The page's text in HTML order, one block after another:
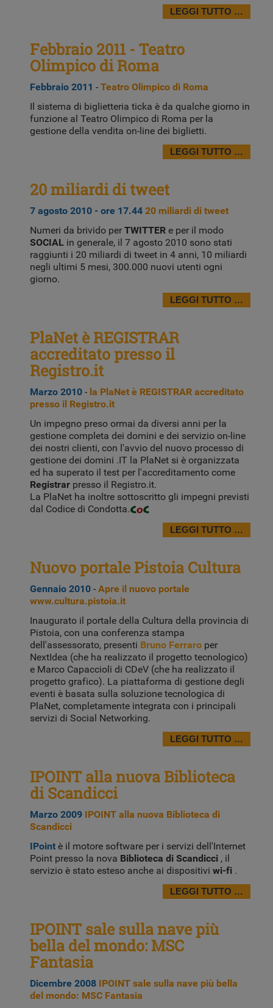
LEGGI TUTTO …
Febbraio 2011 - Teatro
Olimpico di Roma
Febbraio 2011 - Teatro Olimpico di Roma
Il sistema di biglietteria ticka è da qualche giorno in
funzione al Teatro Olimpico di Roma per la
gestione della vendita on-line dei biglietti.
LEGGI TUTTO …
20 miliardi di tweet
7 agosto 2010 - ore 17.44 20 miliardi di tweet
Numeri da brivido per TWITTER e per il modo
SOCIAL in generale, il 7 agosto 2010 sono stati
raggiunti i 20 miliardi di tweet in 4 anni, 10 miliardi
negli ultimi 5 mesi, 300.000 nuovi utenti ogni
giorno.
LEGGI TUTTO …
PlaNet è REGISTRAR
accreditato presso il
Registro.it
Marzo 2010 - la PlaNet è REGISTRAR accreditato
presso il Registro.it
Un impegno preso ormai da diversi anni per la
gestione completa dei domini e dei servizio on-line
dei nostri clienti, con l'avvio del nuovo processo di
gestione dei domini .IT la PlaNet si è organizzata
ed ha superato il test per l'accreditamento come
Registrar presso il Registro.it.
La PlaNet ha inoltre sottoscritto gli impegni previsti
dal Codice di Condotta.
LEGGI TUTTO …
Nuovo portale Pistoia Cultura
Gennaio 2010 - Apre il nuovo portale
www.cultura.pistoia.it
Inaugurato il portale della Cultura della provincia di
Pistoia, con una conferenza stampa
dell'assessorato, presenti Bruno Ferraro per
NextIdea (che ha realizzato il progetto tecnologico)
e Marco Capaccioli di CDeV (che ha realizzato il
progetto grafico). La piattaforma di gestione degli
eventi è basata sulla soluzione tecnologica di
PlaNet, completamente integrata con i principali
servizi di Social Networking.
LEGGI TUTTO …
IPOINT alla nuova Biblioteca
di Scandicci
Marzo 2009 IPOINT alla nuova Biblioteca di
Scandicci
IPoint è il motore software per i servizi dell'Internet
Point presso la nova Biblioteca di Scandicci , il
servizio è stato esteso anche ai dispositivi wi-fi .
LEGGI TUTTO …
IPOINT sale sulla nave più
bella del mondo: MSC
Fantasia
Dicembre 2008 IPOINT sale sulla nave più bella
del mondo: MSC Fantasia